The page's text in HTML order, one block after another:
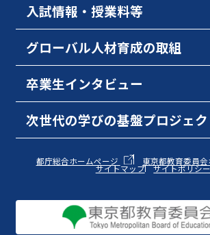
入試情報・授業料等
グローバル人材育成の取組
卒業生インタビュー
次世代の学びの基盤プロジェ
都庁総合ホームページ 東京都教育委員
サイトマップ サイトポリシ